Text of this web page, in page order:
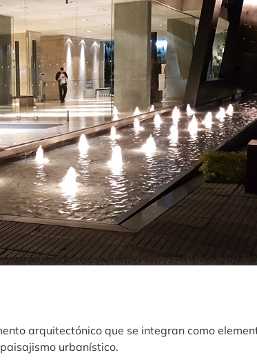
arquitectónico que se integran como
urbanístico.